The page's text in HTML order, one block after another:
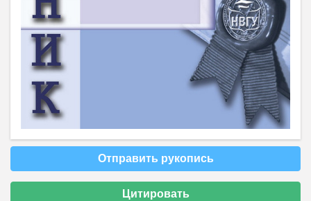
Отправить рукопись
Цитировать